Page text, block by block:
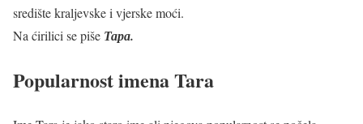
središte kraljevske i vjerske moći.
Na ćirilici se piše Тара.
Popularnost imena Tara